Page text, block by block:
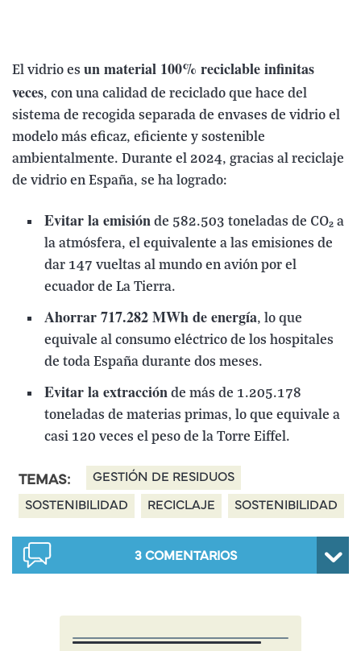
El vidrio es un material 100% reciclable infinitas
veces, con una calidad de reciclado que hace del
sistema de recogida separada de envases de vidrio el
modelo más eficaz, eficiente y sostenible
ambientalmente. Durante el 2024, gracias al reciclaje
de vidrio en España, se ha logrado:
Evitar la emisión de 582.503 toneladas de CO₂ a
la atmósfera, el equivalente a las emisiones de
dar 147 vueltas al mundo en avión por el
ecuador de La Tierra.
Ahorrar 717.282 MWh de energía, lo que
equivale al consumo eléctrico de los hospitales
de toda España durante dos meses.
Evitar la extracción de más de 1.205.178
toneladas de materias primas, lo que equivale a
casi 120 veces el peso de la Torre Eiffel.
TEMAS: GESTIÓN DE RESIDUOS
SOSTENIBILIDAD RECICLAJE SOSTENIBILIDAD
3 COMENTARIOS